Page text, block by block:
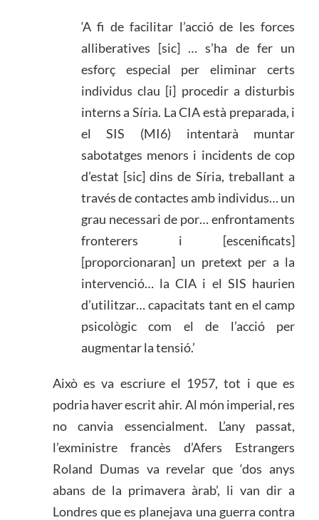
‘A fi de facilitar l’acció de les forces
alliberatives [sic] … s’ha de fer un
esforç especial per eliminar certs
individus clau [i] procedir a disturbis
interns a Síria. La CIA està preparada, i
el SIS (MI6) intentarà muntar
sabotatges menors i incidents de cop
d’estat [sic] dins de Síria, treballant a
través de contactes amb individus… un
grau necessari de por… enfrontaments
fronterers i [escenificats]
[proporcionaran] un pretext per a la
intervenció… la CIA i el SIS haurien
d’utilitzar… capacitats tant en el camp
psicològic com el de l’acció per
augmentar la tensió.’
Això es va escriure el 1957, tot i que es
podria haver escrit ahir. Al món imperial, res
no canvia essencialment. L’any passat,
l’exministre francès d’Afers Estrangers
Roland Dumas va revelar que ‘dos anys
abans de la primavera àrab’, li van dir a
Londres que es planejava una guerra contra